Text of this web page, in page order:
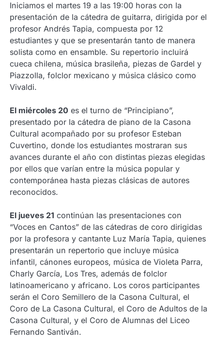
Iniciamos el martes 19 a las 19:00 horas con la
presentación de la cátedra de guitarra, dirigida por el
profesor Andrés Tapia, compuesta por 12
estudiantes y que se presentarán tanto de manera
solista como en ensamble. Su repertorio incluirá
cueca chilena, música brasileña, piezas de Gardel y
Piazzolla, folclor mexicano y música clásico como
Vivaldi.
El miércoles 20 es el turno de “Principiano”,
presentado por la cátedra de piano de la Casona
Cultural acompañado por su profesor Esteban
Cuvertino, donde los estudiantes mostraran sus
avances durante el año con distintas piezas elegidas
por ellos que varían entre la música popular y
contemporánea hasta piezas clásicas de autores
reconocidos.
El jueves 21 continúan las presentaciones con
“Voces en Cantos” de las cátedras de coro dirigidas
por la profesora y cantante Luz María Tapia, quienes
presentarán un repertorio que incluye música
infantil, cánones europeos, música de Violeta Parra,
Charly García, Los Tres, además de folclor
latinoamericano y africano. Los coros participantes
serán el Coro Semillero de la Casona Cultural, el
Coro de La Casona Cultural, el Coro de Adultos de la
Casona Cultural, y el Coro de Alumnas del Liceo
Fernando Santiván.